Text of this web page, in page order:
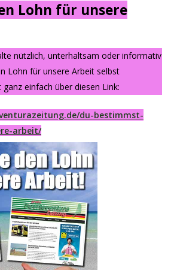
Lohn für unsere
nützlich, unterhaltsam oder informativ
Lohn für unsere Arbeit selbst
einfach über diesen Link:
du-bestimmst-
arbeit/